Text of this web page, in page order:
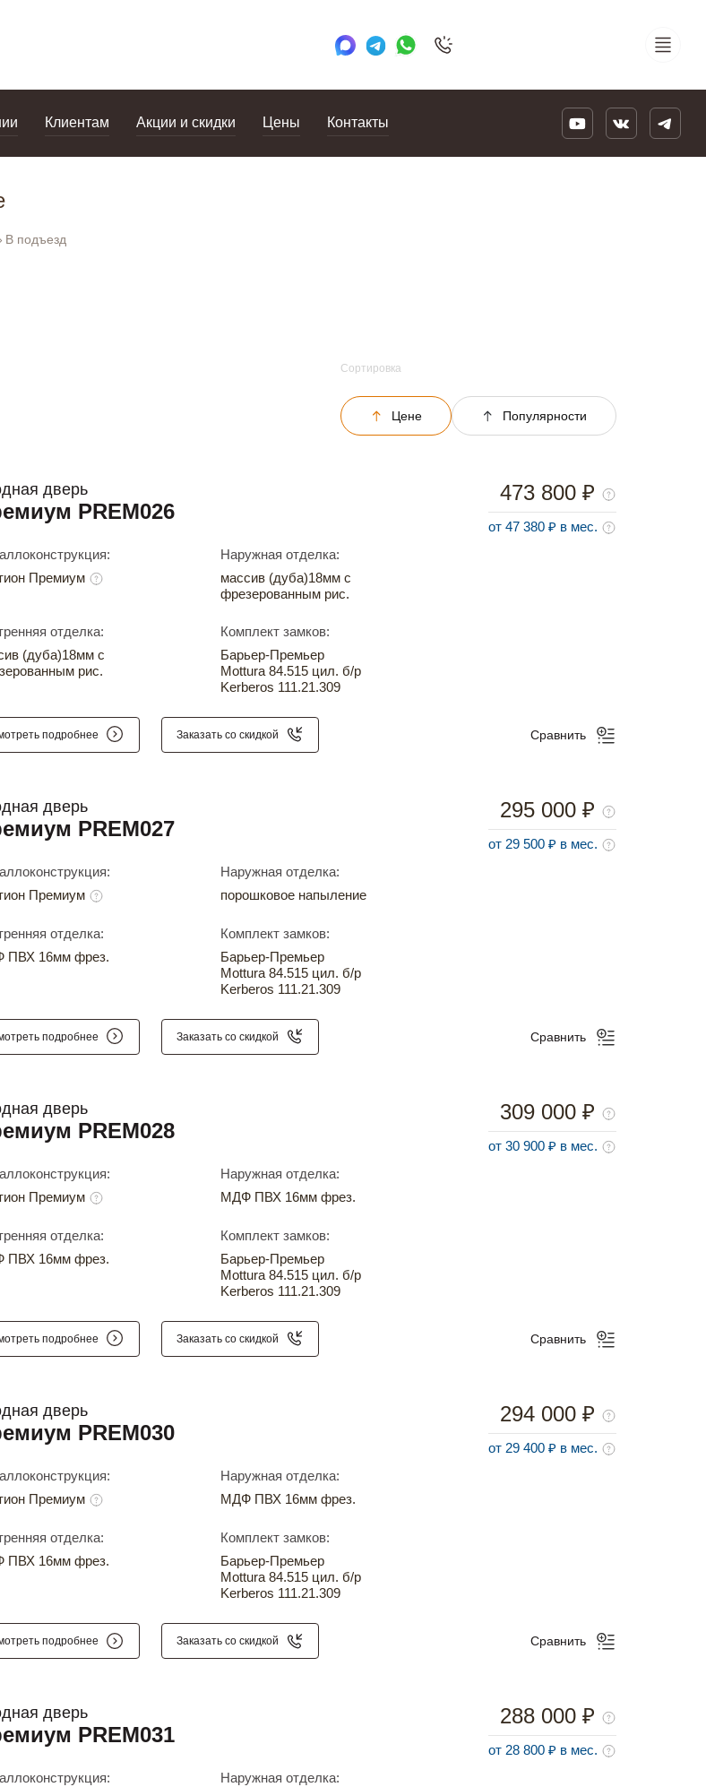
Клиентам Акции и скидки Цены Контакты
В подъезд
Сортировка
Цене Популярности
дверь
PREM026
Премиум
Наружная отделка:
массив (дуба)18мм с
фрезерованным рис.
отделка:
(дуба)18мм с
рис.
Комплект замков:
Барьер-Премьер
Mottura 84.515 цил. б/р
Kerberos 111.21.309
473 800 ₽
от 47 380 ₽ в мес.
подробнее Заказать со скидкой Сравнить
дверь
PREM027
Премиум
Наружная отделка:
порошковое напыление
отделка:
ПВХ 16мм фрез.
Комплект замков:
Барьер-Премьер
Mottura 84.515 цил. б/р
Kerberos 111.21.309
295 000 ₽
от 29 500 ₽ в мес.
подробнее Заказать со скидкой Сравнить
дверь
PREM028
Премиум
Наружная отделка:
МДФ ПВХ 16мм фрез.
отделка:
ПВХ 16мм фрез.
Комплект замков:
Барьер-Премьер
Mottura 84.515 цил. б/р
Kerberos 111.21.309
309 000 ₽
от 30 900 ₽ в мес.
подробнее Заказать со скидкой Сравнить
дверь
PREM030
Премиум
Наружная отделка:
МДФ ПВХ 16мм фрез.
отделка:
ПВХ 16мм фрез.
Комплект замков:
Барьер-Премьер
Mottura 84.515 цил. б/р
Kerberos 111.21.309
294 000 ₽
от 29 400 ₽ в мес.
подробнее Заказать со скидкой Сравнить
дверь
PREM031
Наружная отделка:
288 000 ₽
от 28 800 ₽ в мес.